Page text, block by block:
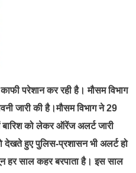
परेशान कर रही है। मौसम विभाग
जारी की है।मौसम विभाग ने 29
को लेकर ऑरेंज अलर्ट जारी
देखते हुए पुलिस-प्रशासन भी अलर्ट हो
हर साल कहर बरपाता है। इस साल